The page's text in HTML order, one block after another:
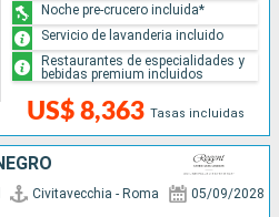
US$ 8,363 Tasas incluidas
Noche pre-crucero incluida*
Servicio de lavanderia incluido
Restaurantes de especialidades y
bebidas premium incluidos
Civitavecchia - Roma 05/09/2028